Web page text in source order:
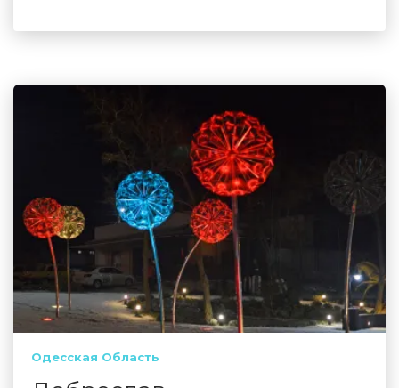
Одесская Область